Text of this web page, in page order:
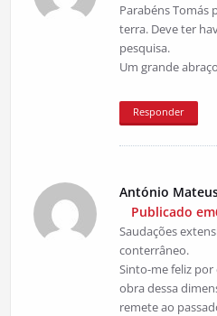
Parabéns Tomás
terra. Deve ter
pesquisa.
Um grande abraço
Responder
António
Publicado
Saudações
conterrâneo.
Sinto-me feliz
obra dessa
remete ao